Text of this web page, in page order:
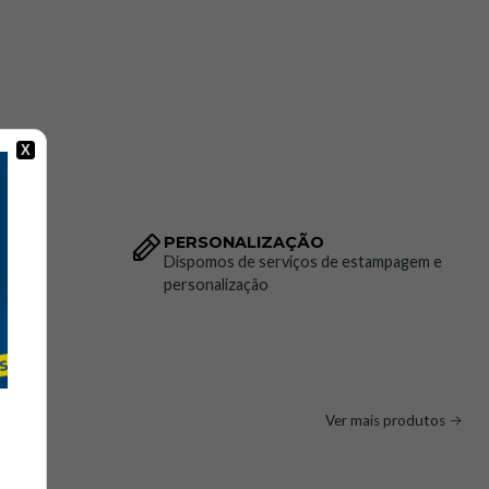
Técnicas:
com revestimento PU
190 g/m²; forro 60 g/m²; enchimento 160 g/m²
com cremalheira e um bolso no peito com fecho
de 5 cm
da
PERSONALIZAÇÃO
Dispomos de serviços de estampagem e
personalização
Ver mais produtos
X